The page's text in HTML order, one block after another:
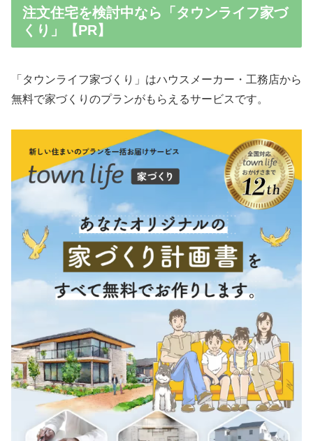
注文住宅を検討中なら「タウンライフ家づ
くり」【PR】
「タウンライフ家づくり」はハウスメーカー・工務店から
無料で家づくりのプランがもらえるサービスです。